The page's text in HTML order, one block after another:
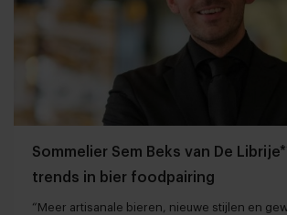
Sommelier Sem Beks van De
trends in bier foodpairing
“Meer artisanale bieren, nieuwe stijlen en